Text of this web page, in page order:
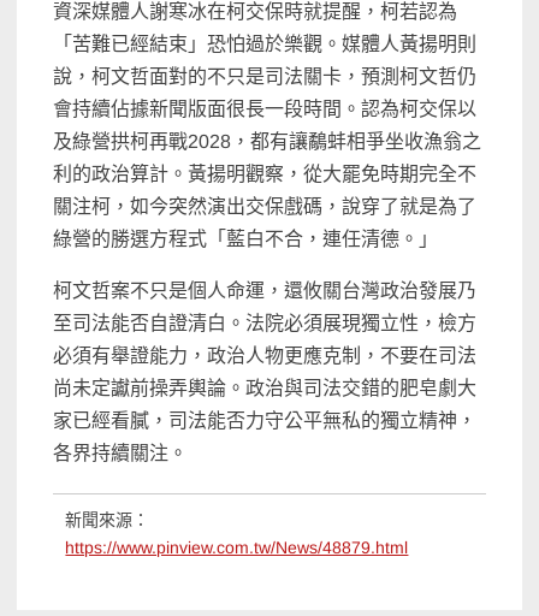
資深媒體人謝寒冰在柯交保時就提醒，柯若認為
「苦難已經結束」恐怕過於樂觀。媒體人黃揚明則
說，柯文哲面對的不只是司法關卡，預測柯文哲仍
會持續佔據新聞版面很長一段時間。認為柯交保以
及綠營拱柯再戰2028，都有讓鷸蚌相爭坐收漁翁之
利的政治算計。黃揚明觀察，從大罷免時期完全不
關注柯，如今突然演出交保戲碼，說穿了就是為了
綠營的勝選方程式「藍白不合，連任清德。」
柯文哲案不只是個人命運，還攸關台灣政治發展乃
至司法能否自證清白。法院必須展現獨立性，檢方
必須有舉證能力，政治人物更應克制，不要在司法
尚未定讞前操弄輿論。政治與司法交錯的肥皂劇大
家已經看膩，司法能否力守公平無私的獨立精神，
各界持續關注。
新聞來源：
https://www.pinview.com.tw/News/48879.html